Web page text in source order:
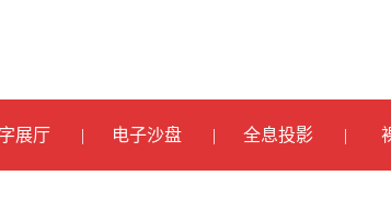
展厅 电子沙盘 全息投影